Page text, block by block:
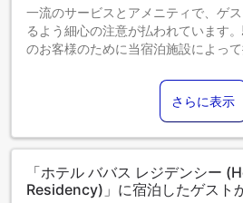
一流のサービスとアメニティで、ゲ
るよう細心の注意が払われています
のお客様のために当宿泊施設によっ
サービスを提供しており、快適な滞
泊施設のルームサービスは、ご滞在
す。当宿泊施設内は禁煙となってお
い。 最高のくつろぎをお約束するた
出します。 快適なご滞在をお約束す
ンサービスを備えた客室をご用意して
さらに表示
「ホテル ババス レジデンシー
Residency)」に宿泊したゲスト